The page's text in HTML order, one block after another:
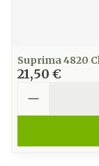
Suprima 4820
21,50 €